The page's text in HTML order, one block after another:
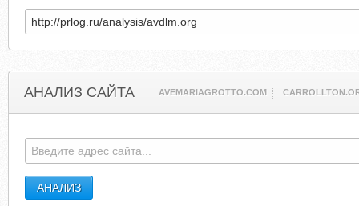
АНАЛИЗ САЙТА AVEMARIAGROTTO.COM